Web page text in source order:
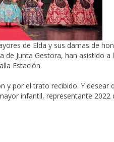
de Elda y sus damas de
de Junta Gestora, han asistido a
Estación.
y por el trato recibido. Y desear
infantil, representante 2022